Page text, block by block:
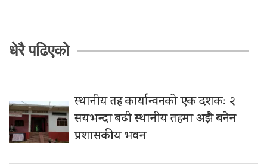
धेरै पढिएको
स्थानीय तह कार्यान्वनको एक दशकः २
सयभन्दा बढी स्थानीय तहमा अझै बनेन
प्रशासकीय भवन